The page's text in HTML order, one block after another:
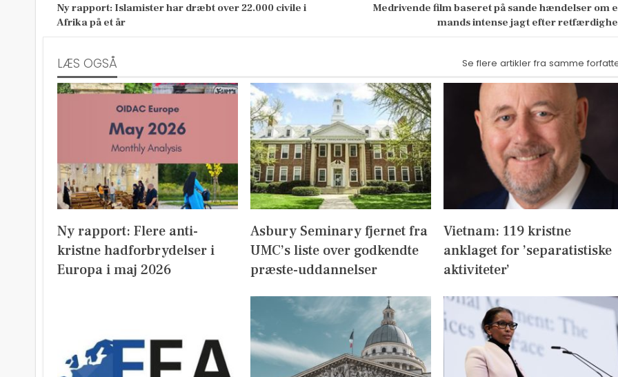
Ny rapport: Islamister har dræbt over 22.000 civile i
Afrika på et år
Medrivende film baseret på sande hændelser om
mands intense jagt efter
LÆS OGSÅ Se flere artikler fra samme
Ny rapport: Flere anti-
kristne hadforbrydelser i
Europa i maj 2026
Asbury Seminary fjernet fra
UMC’s liste over godkendte
præste-uddannelser
Vietnam: 119 kristne
anklaget for ’separatistiske
aktiviteter’